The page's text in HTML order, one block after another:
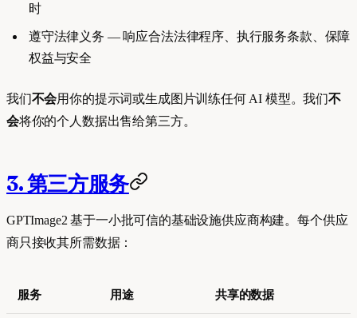
时
遵守法律义务 — 响应合法法律程序、执行服务条款、保障
权益与安全
我们不会用你的提示词或生成图片训练任何 AI 模型。我们不
会将你的个人数据出售给第三方。
3. 第三方服务
GPTImage2 基于一小批可信的基础设施供应商构建。每个供应
商只接收其所需数据：
服务 用途 共享的数据